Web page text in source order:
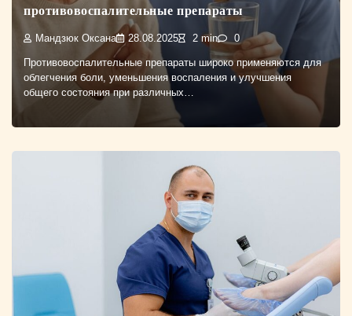
противовоспалительные препараты
Мандзюк Оксана 28.08.2025 2 min 0
Противовоспалительные препараты широко применяются для
облегчения боли, уменьшения воспаления и улучшения
общего состояния при различных…